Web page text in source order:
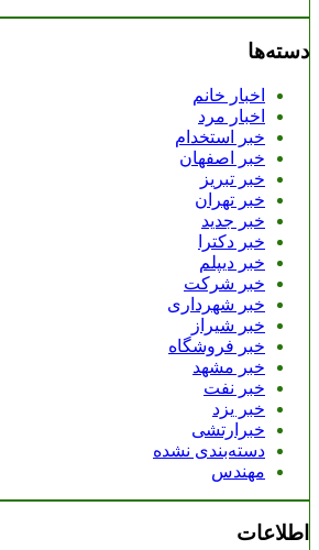
دسته‌ها
اخبار خانم
اخبار مرد
خبر استخدام
خبر اصفهان
خبر تبریز
خبر تهران
خبر جدید
خبر دکترا
خبر دیپلم
خبر شرکت
خبر شهرداری
خبر شیراز
خبر فروشگاه
خبر مشهد
خبر نفت
خبر یزد
خبرارتشی
دسته‌بندی نشده
مهندس
اطلاعات